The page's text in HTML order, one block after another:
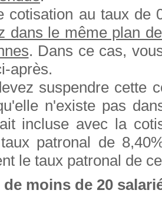
cotisation au taux de
dans le même plan
. Dans ce cas,
après.
suspendre cette
n'existe pas
incluse avec la
patronal de
le taux patronal de
moins de 20